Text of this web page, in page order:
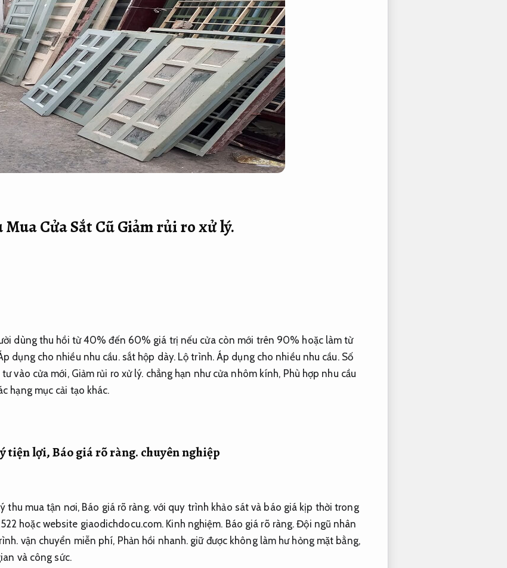
Cửa Sắt CũGiảm rủi ro xử lý.
dùng thu hồi từ 40% đến 60% giá trị nếu cửa còn mới trên 90% hoặc làm từ
dụng cho nhiều nhu cầu.sắt hộp dày. Lộ trình. Áp dụng cho nhiều nhu cầu.Số
vào cửa mới, Giảm rủi ro xử lý. chẳng hạn như cửa nhôm kính, Phù hợp nhu cầu
hạng mục cải tạo khác.
tiện lợi,Báo giá rõ ràng. chuyên nghiệp
thu mua tận nơi, Báo giá rõ ràng.với quy trình khảo sát và báo giá kịp thời trong
hoặc website giaodichdocu.com. Kinh nghiệm. Báo giá rõ ràng. Đội ngũ nhân
vận chuyển miễn phí, Phản hồi nhanh. giữ được không làm hư hỏng mặt bằng,
và công sức.